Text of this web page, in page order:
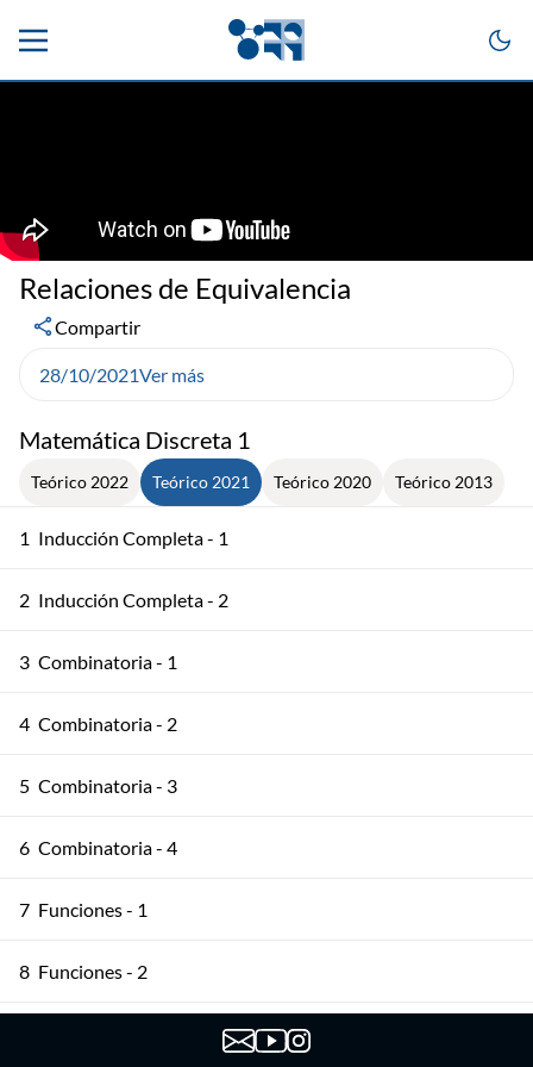
Matemática Discreta 1
Teórico 2022 Teórico 2021 Teórico 2020 Teórico 2013
1 Inducción Completa - 1
2 Inducción Completa - 2
3 Combinatoria - 1
4 Combinatoria - 2
5 Combinatoria - 3
6 Combinatoria - 4
7 Funciones - 1
8 Funciones - 2
Principio del Palomar - 1
Relaciones de Equivalencia
Compartir
28/10/2021Ver más